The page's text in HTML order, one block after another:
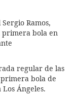
Ramos,
primera bola en
regular de las
bola de
Ángeles.